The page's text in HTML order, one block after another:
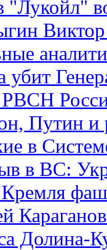
"Лукойл"
Виктор
убит
Путин и
в
в ВС:
Долина-